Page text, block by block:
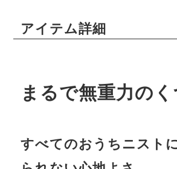
アイテム詳細
まるで無重力のく
すべてのおうちニスト